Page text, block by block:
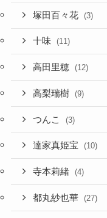
塚田百々花 (3)
十味 (11)
高田里穂 (12)
高梨瑞樹 (9)
つんこ (3)
達家真姫宝 (10)
寺本莉緒 (4)
都丸紗也華 (27)